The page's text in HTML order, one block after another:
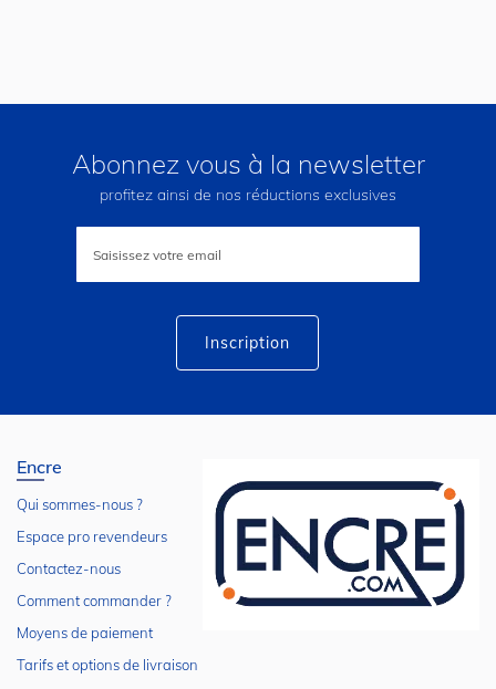
Abonnez vous à la newsletter
profitez ainsi de nos réductions exclusives
lettre
Inscription
Encre
Qui sommes-nous ?
Espace pro revendeurs
Contactez-nous
Comment commander ?
Moyens de paiement
Tarifs et options de livraison